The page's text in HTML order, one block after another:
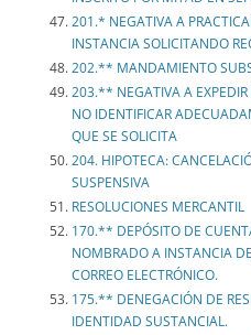
201.* NEGATIVA A
INSTANCIA SOLICITANDO
202.** MANDAMIENTO
203.** NEGATIVA A EXPEDIR
NO IDENTIFICAR
QUE SE SOLICITA
204. HIPOTECA:
SUSPENSIVA
RESOLUCIONES MERCANTIL
170.** DEPÓSITO DE
NOMBRADO A INSTANCIA
CORREO ELECTRÓNICO.
175.** DENEGACIÓN DE
IDENTIDAD SUSTANCIAL.